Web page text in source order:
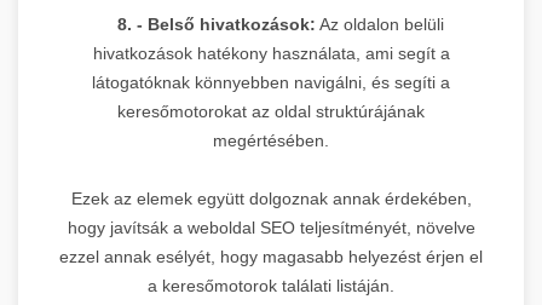
8. - Belső hivatkozások: Az oldalon belüli
hivatkozások hatékony használata, ami segít a
látogatóknak könnyebben navigálni, és segíti a
keresőmotorokat az oldal struktúrájának
megértésében.
Ezek az elemek együtt dolgoznak annak érdekében,
hogy javítsák a weboldal SEO teljesítményét, növelve
ezzel annak esélyét, hogy magasabb helyezést érjen el
a keresőmotorok találati listáján.